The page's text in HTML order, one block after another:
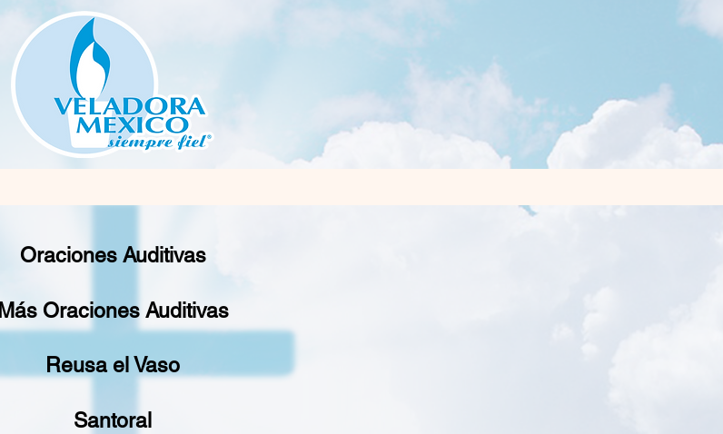
Oraciones Auditivas
Más Oraciones Auditivas
Reusa el Vaso
Santoral